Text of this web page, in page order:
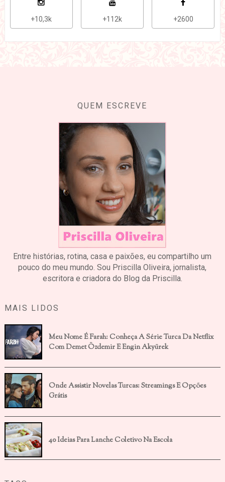
+10,3k +112k +2600
QUEM ESCREVE
Entre histórias, rotina, casa e paixões, eu compartilho um
pouco do meu mundo. Sou Priscilla Oliveira, jornalista,
escritora e criadora do Blog da Priscilla.
MAIS LIDOS
Meu Nome É Farah: Conheça A Série Turca Da Netflix
Com Demet Özdemir E Engin Akyürek
Onde Assistir Novelas Turcas: Streamings E Opções
Grátis
40 Ideias Para Lanche Coletivo Na Escola